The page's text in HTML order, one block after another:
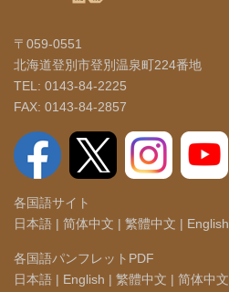
〒059-0551
北海道登別市登別温泉町224番地
TEL: 0143-84-2225
FAX: 0143-84-2857
各国語サイト
日本語 | 简体中文 | 繁體中文 | English
各国語パンフレットPDF
日本語 | English | 繁體中文 | 简体中文